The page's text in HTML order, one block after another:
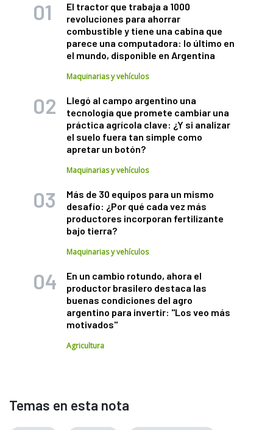
El tractor que trabaja a 1000
revoluciones para ahorrar
combustible y tiene una cabina que
parece una computadora: lo último en
el mundo, disponible en Argentina
Maquinarias y vehículos
Llegó al campo argentino una
tecnología que promete cambiar una
práctica agrícola clave: ¿Y si analizar
el suelo fuera tan simple como
apretar un botón?
Maquinarias y vehículos
Más de 30 equipos para un mismo
desafío: ¿Por qué cada vez más
productores incorporan fertilizante
bajo tierra?
Maquinarias y vehículos
En un cambio rotundo, ahora el
productor brasilero destaca las
buenas condiciones del agro
argentino para invertir: "Los veo más
motivados"
Agricultura
Temas en esta nota